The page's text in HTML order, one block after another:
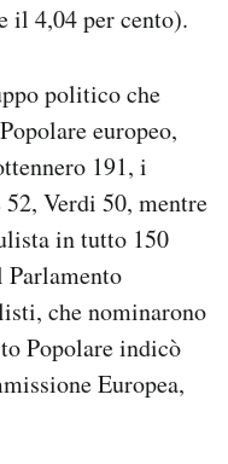
il 4,04 per cento).
politico che
europeo,
191, i
Verdi 50, mentre
in tutto 150
che nominarono
Popolare indicò
Europea,